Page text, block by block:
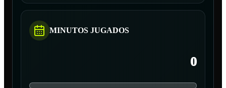
MINUTOS JUGADOS
0